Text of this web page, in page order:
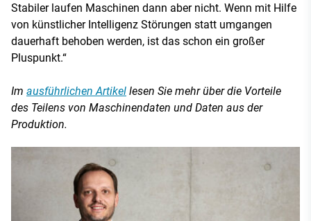
Stabiler laufen Maschinen dann aber nicht. Wenn mit Hilfe
von künstlicher Intelligenz Störungen statt umgangen
dauerhaft behoben werden, ist das schon ein großer
Pluspunkt.“
Im ausführlichen Artikel lesen Sie mehr über die Vorteile
des Teilens von Maschinendaten und Daten aus der
Produktion.